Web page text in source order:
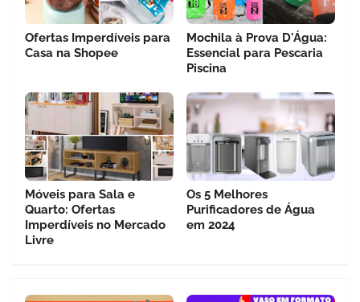
Ofertas Imperdíveis para
Casa na Shopee
Mochila à Prova D'Água:
Essencial para Pescaria
Piscina
Móveis para Sala e
Quarto: Ofertas
Imperdíveis no Mercado
Livre
Os 5 Melhores
Purificadores de Água
em 2024